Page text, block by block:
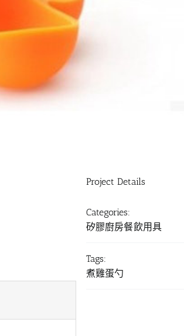
Project Details
Categories:
矽膠廚房餐飲用具
Tags:
煮雞蛋勺